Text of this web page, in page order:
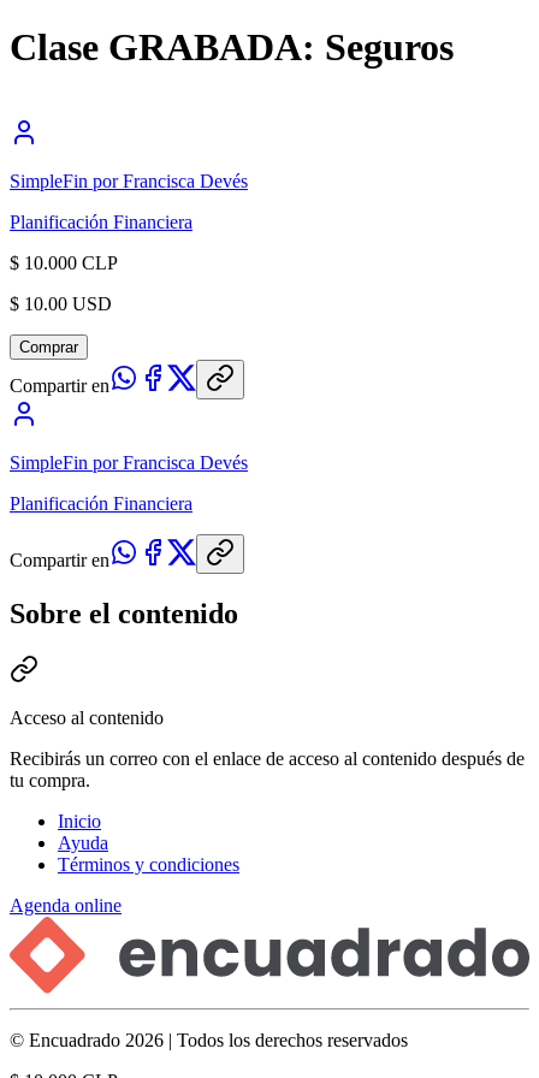
Clase GRABADA: Seguros
SimpleFin por Francisca Devés
Planificación Financiera
$ 10.000 CLP
$ 10.00 USD
Comprar
Compartir en
SimpleFin por Francisca Devés
Planificación Financiera
Compartir en
Sobre el contenido
Acceso al contenido
Recibirás un correo con el enlace de acceso al contenido después de
tu compra.
Inicio
Ayuda
Términos y condiciones
Agenda online
© Encuadrado 2026 | Todos los derechos reservados